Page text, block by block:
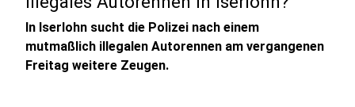
In Iserlohn sucht die Polizei nach einem
mutmaßlich illegalen Autorennen am vergangenen
Freitag weitere Zeugen.